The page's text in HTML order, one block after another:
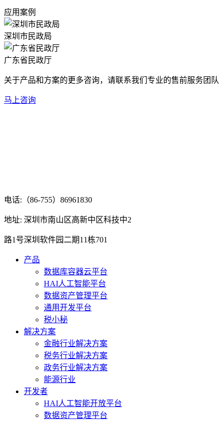
应用案例
深圳市民政局
广东省民政厅
关于产品和方案的更多咨询，请联系我们专业的售前服务团队
马上咨询
电话:（86-755）86961830
地址: 深圳市南山区高新中区科技中2
路1号深圳软件园二期11栋701
产品
数据库容器云平台
HAI人工智能平台
数据资产管理平台
通用开发平台
税小秘
解决方案
金融行业解决方案
税务行业解决方案
政务行业解决方案
能源行业
开发者
HAI人工智能开放平台
数据资产管理平台